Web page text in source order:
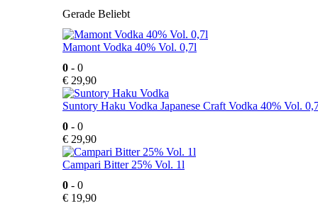
Gerade Beliebt
Mamont Vodka 40% Vol. 0,7l
0 - 0
€ 29,90
Suntory Haku Vodka Japanese Craft Vodka 40% Vol.
0 - 0
€ 29,90
Campari Bitter 25% Vol. 1l
0 - 0
€ 19,90